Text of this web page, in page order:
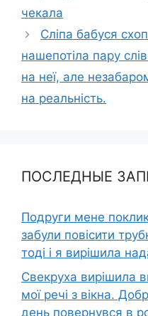
чекала
Сліпа бабуся
нашепотіла пару
на неї, але
на реальність.
ПОСЛЕДНЫЕ
Подруги мене
забули повісити
тоді і я вирішила
Свекруха вирішила
мої речі з вікна.
день повернувся в